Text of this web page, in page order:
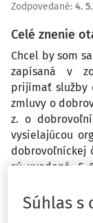
Zodpovedané: 4.
Celé znenie
Chcel by som
zapísaná v
prijímať služby
zmluvy o
z. o
vysielajúcou
dobrovoľníckej
sú uvedené, §
dobrovoľníckej
Súhlas s